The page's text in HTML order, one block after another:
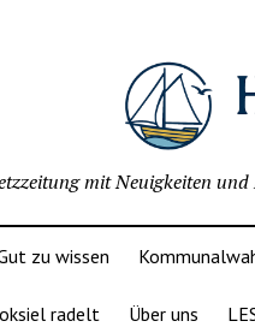
mit Neuigkeiten
zu wissen
radelt Über uns